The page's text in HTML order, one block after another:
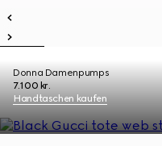
Donna Damenpumps
7.100 kr.
Handtaschen kaufen